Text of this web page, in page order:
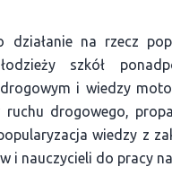
działanie na rzecz
szkół
i wiedzy
ruchu drogowego,
wiedzy z
i nauczycieli do pracy